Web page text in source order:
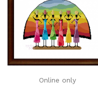
Online only